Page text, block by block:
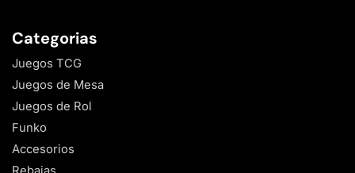
Categorias
Juegos TCG
Juegos de Mesa
Juegos de Rol
Funko
Accesorios